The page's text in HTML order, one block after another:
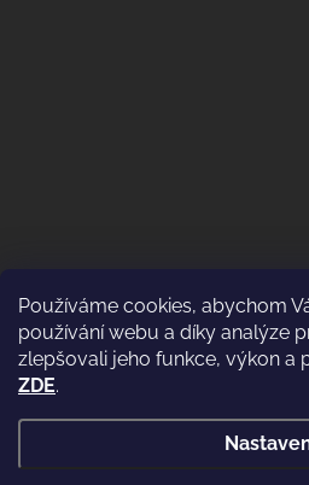
Používáme cookies, abychom
používání webu a díky analýze
zlepšovali jeho funkce, výkon a
ZDE.
ODSTOUPENÍ OD